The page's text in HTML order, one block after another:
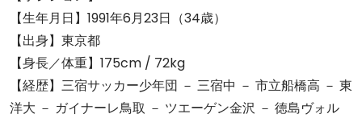
【生年月日】1991年6月23日（34歳）
【出身】東京都
【身長／体重】175cm / 72kg
【経歴】三宿サッカー少年団 － 三宿中 － 市立船橋高 － 東
洋大 － ガイナーレ鳥取 － ツエーゲン金沢 － 徳島ヴォル